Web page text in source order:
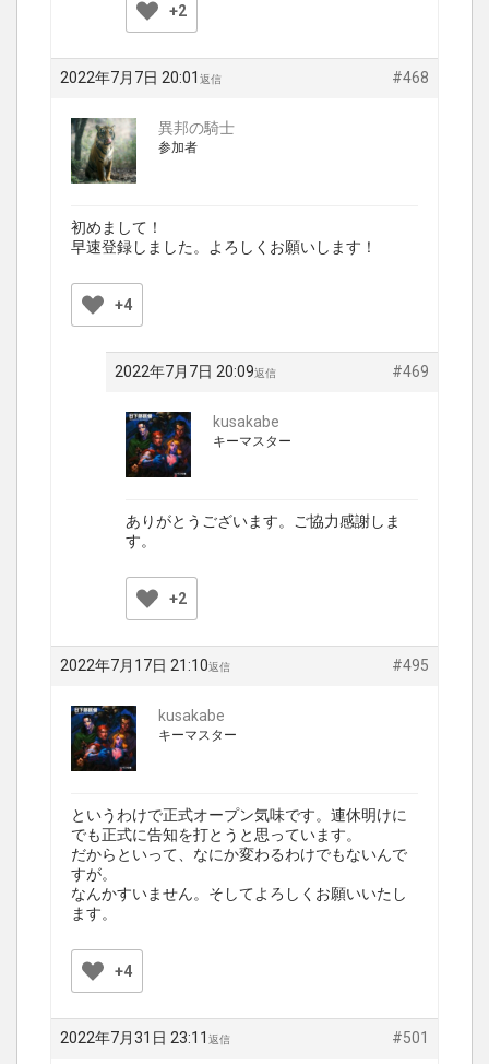
+2
2022年7月7日 20:01 #468
返信
異邦の騎士
参加者
初めまして！
早速登録しました。よろしくお願いします！
+4
2022年7月7日 20:09 #469
返信
kusakabe
キーマスター
ありがとうございます。ご協力感謝しま
す。
+2
2022年7月17日 21:10 #495
返信
kusakabe
キーマスター
というわけで正式オープン気味です。連休明けに
でも正式に告知を打とうと思っています。
だからといって、なにか変わるわけでもないんで
すが。
なんかすいません。そしてよろしくお願いいたし
ます。
+4
2022年7月31日 23:11 #501
返信